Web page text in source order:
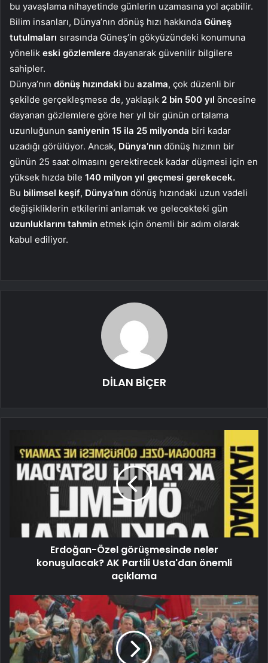
bu yavaşlama nihayetinde günlerin uzamasına yol açabilir.
Bilim insanları, Dünya’nın dönüş hızı hakkında Güneş
tutulmaları sırasında Güneş’in gökyüzündeki konumuna
yönelik eski gözlemlere dayanarak güvenilir bilgilere
sahipler.
Dünya’nın dönüş hızındaki bu azalma, çok düzenli bir
şekilde gerçekleşmese de, yaklaşık 2 bin 500 yıl öncesine
dayanan gözlemlere göre her yıl bir günün ortalama
uzunluğunun saniyenin 15 ila 25 milyonda biri kadar
uzadığı görülüyor. Ancak, Dünya’nın dönüş hızının bir
günün 25 saat olmasını gerektirecek kadar düşmesi için en
yüksek hızda bile 140 milyon yıl geçmesi gerekecek.
Bu bilimsel keşif, Dünya’nın dönüş hızındaki uzun vadeli
değişikliklerin etkilerini anlamak ve gelecekteki gün
uzunluklarını tahmin etmek için önemli bir adım olarak
kabul ediliyor.
DİLAN BİÇER
Erdoğan-Özel görüşmesinde neler
konuşulacak? AK Partili Usta'dan önemli
açıklama